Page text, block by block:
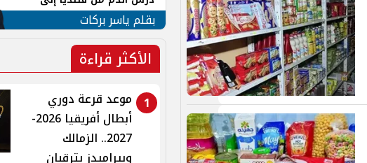
جنوب لبنان
بقلم ياسر بركات
الأكثر قراءة
1
موعد قرعة دوري
أبطال أفريقيا 2026-
2027.. الزمالك
وبيراميدز يترقبان